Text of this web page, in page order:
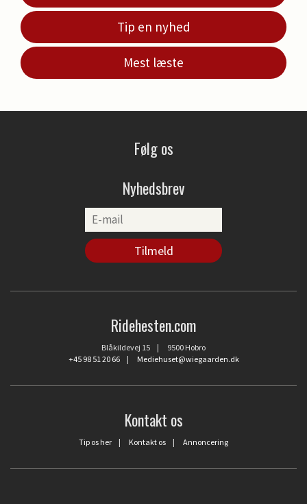
Tip en nyhed
Mest læste
Følg os
Nyhedsbrev
Ridehesten.com
Blåkildevej 15 | 9500 Hobro
+45 98 51 20 66| Mediehuset@wiegaarden.dk
Kontakt os
Tip os her | Kontakt os | Annoncering